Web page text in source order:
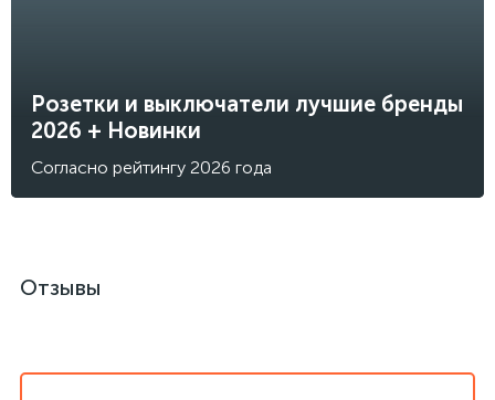
Розетки и выключатели лучшие бренды
2026 + Новинки
Согласно рейтингу 2026 года
Отзывы